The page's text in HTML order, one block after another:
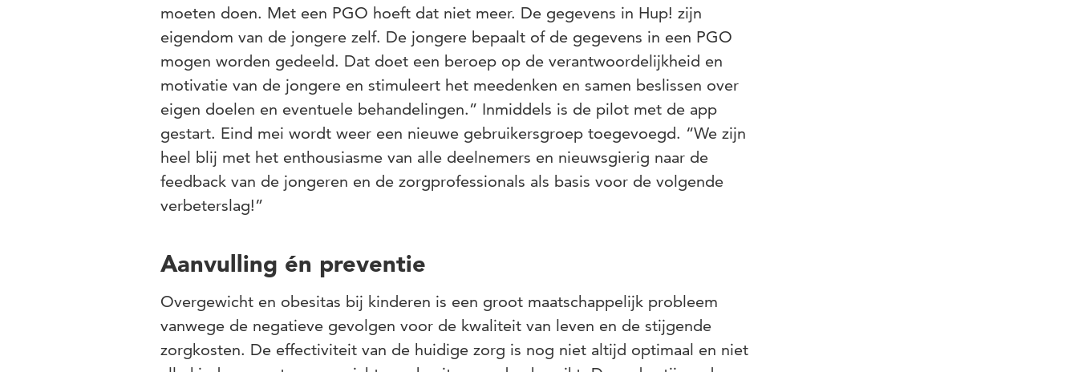
moeten doen. Met een PGO hoeft dat niet meer. De gegevens in Hup! zijn
eigendom van de jongere zelf. De jongere bepaalt of de gegevens in een PGO
mogen worden gedeeld. Dat doet een beroep op de verantwoordelijkheid en
motivatie van de jongere en stimuleert het meedenken en samen beslissen over
eigen doelen en eventuele behandelingen.” Inmiddels is de pilot met de app
gestart. Eind mei wordt weer een nieuwe gebruikersgroep toegevoegd. “We zijn
heel blij met het enthousiasme van alle deelnemers en nieuwsgierig naar de
feedback van de jongeren en de zorgprofessionals als basis voor de volgende
verbeterslag!”
Aanvulling én preventie
Overgewicht en obesitas bij kinderen is een groot maatschappelijk probleem
vanwege de negatieve gevolgen voor de kwaliteit van leven en de stijgende
zorgkosten. De effectiviteit van de huidige zorg is nog niet altijd optimaal en niet